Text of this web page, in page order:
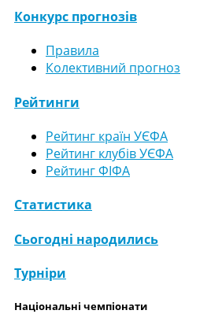
Конкурс прогнозів
Правила
Колективний прогноз
Рейтинги
Рейтинг країн УЄФА
Рейтинг клубів УЄФА
Рейтинг ФІФА
Статистика
Сьогодні народились
Турніри
Національні чемпіонати